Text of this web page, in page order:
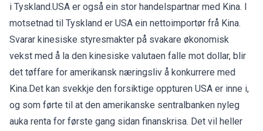
i Tyskland.USA er også ein stor handelspartnar med Kina. I
motsetnad til Tyskland er USA ein nettoimportør frå Kina.
Svarar kinesiske styresmakter på svakare økonomisk
vekst med å la den kinesiske valutaen falle mot dollar, blir
det tøffare for amerikansk næringsliv å konkurrere med
Kina.Det kan svekkje den forsiktige oppturen USA er inne i,
og som førte til at den amerikanske sentralbanken nyleg
auka renta for første gang sidan finanskrisa. Det vil heller